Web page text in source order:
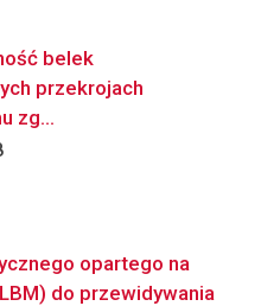
belek
przekrojach
zg...
opartego na
do przewidywania